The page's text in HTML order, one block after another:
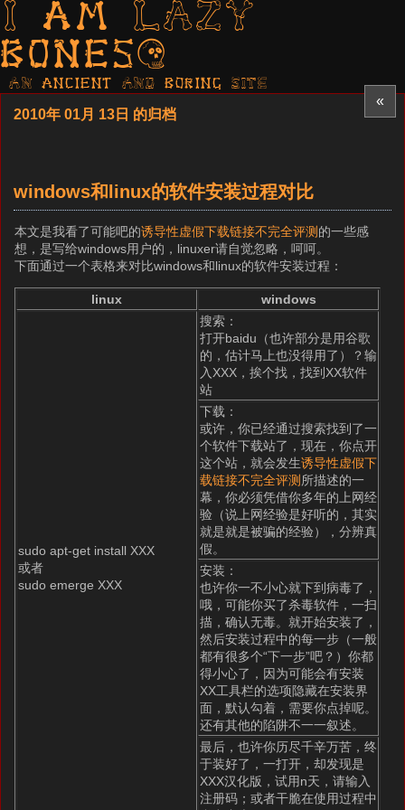
I am LAZY
bones?
AN ancient AND boring SITE
«
2010年 01月 13日 的归档
windows和linux的软件安装过程对比
本文是我看了可能吧的诱导性虚假下载链接不完全评测的一些感
想，是写给windows用户的，linuxer请自觉忽略，呵呵。
下面通过一个表格来对比windows和linux的软件安装过程：
linux windows
sudo apt-get install XXX
或者
sudo emerge XXX
搜索：
打开baidu（也许部分是用谷歌
的，估计马上也没得用了）？输
入XXX，挨个找，找到XX软件
站
下载：
或许，你已经通过搜索找到了一
个软件下载站了，现在，你点开
这个站，就会发生诱导性虚假下
载链接不完全评测所描述的一
幕，你必须凭借你多年的上网经
验（说上网经验是好听的，其实
就是就是被骗的经验），分辨真
假。
安装：
也许你一不小心就下到病毒了，
哦，可能你买了杀毒软件，一扫
描，确认无毒。就开始安装了，
然后安装过程中的每一步（一般
都有很多个“下一步”吧？）你都
得小心了，因为可能会有安装
XX工具栏的选项隐藏在安装界
面，默认勾着，需要你点掉呢。
还有其他的陷阱不一一叙述。
最后，也许你历尽千辛万苦，终
于装好了，一打开，却发现是
XXX汉化版，试用n天，请输入
注册码；或者干脆在使用过程中